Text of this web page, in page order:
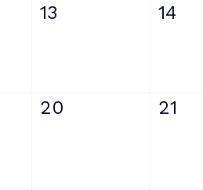
13 14
20 21